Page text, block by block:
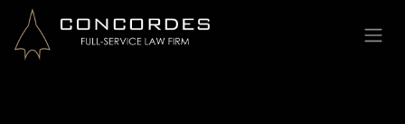
Se rendre au contenu